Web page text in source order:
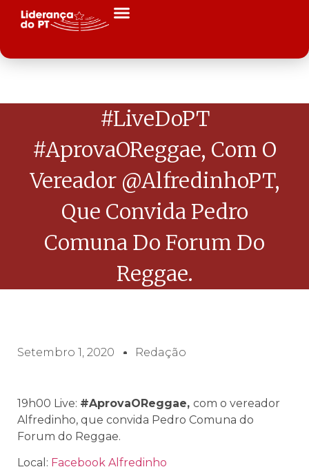
#LiveDoPT
#AprovaOReggae, Com O
Vereador @AlfredinhoPT,
Que Convida Pedro
Comuna Do Forum Do
Reggae.
Setembro 1, 2020 Redação
19h00 Live: #AprovaOReggae, com o vereador
Alfredinho, que convida Pedro Comuna do
Forum do Reggae.
Local: Facebook Alfredinho